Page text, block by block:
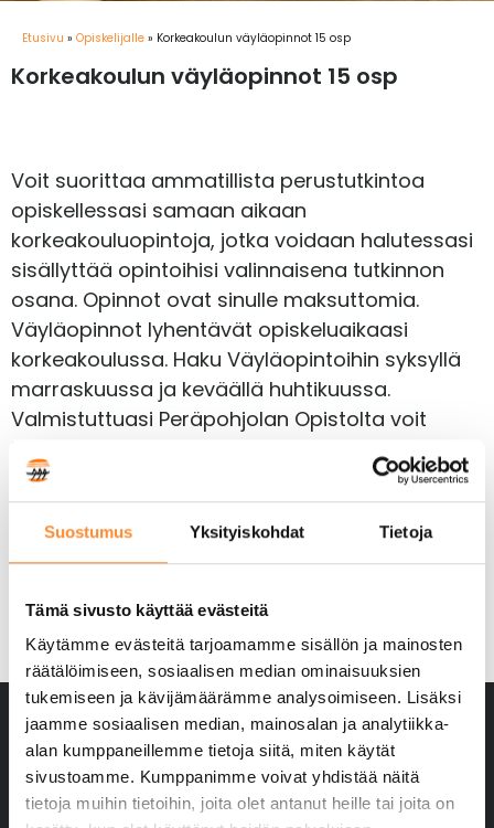
Suostumus Yksityiskohdat Tietoja
Tämä sivusto käyttää evästeitä
Käytämme evästeitä tarjoamamme sisällön ja mainosten
räätälöimiseen, sosiaalisen median ominaisuuksien
tukemiseen ja kävijämäärämme analysoimiseen. Lisäksi
jaamme sosiaalisen median, mainosalan ja analytiikka-
alan kumppaneillemme tietoja siitä, miten käytät
sivustoamme. Kumppanimme voivat yhdistää näitä
tietoja muihin tietoihin, joita olet antanut heille tai joita on
Etusivu » Opiskelijalle » Korkeakoulun väyläopinnot 15 osp
Korkeakoulun väyläopinnot 15 osp
Voit suorittaa ammatillista perustutkintoa
opiskellessasi samaan aikaan
korkeakouluopintoja, jotka voidaan halutessasi
sisällyttää opintoihisi valinnaisena tutkinnon
osana. Opinnot ovat sinulle maksuttomia.
Väyläopinnot lyhentävät opiskeluaikaasi
korkeakoulussa. Haku Väyläopintoihin syksyllä
marraskuussa ja keväällä huhtikuussa.
Valmistuttuasi Peräpohjolan Opistolta voit
hakea Lapin AMK:n opintopolussa erillishaussa
ja sinulle on taattu opiskelupaikka valitsemallasi
alalla Väyläopinnot suoritettuasi.
Lisätietoja ja opintotarjonnan löydät Lapin